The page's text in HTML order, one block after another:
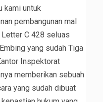
kami untuk
pembangunan mal
Letter C 428 seluas
yang sudah Tiga
Inspektorat
memberikan sebuah
yang sudah dibuat